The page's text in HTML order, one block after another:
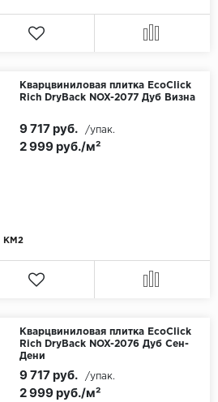
Floor Click
Jinan PDM
KDF
Krono Xonic
Кварцвиниловая плитка EcoClick
Rich DryBack NOX-2077 Дуб Визна
КМ2
2 999 руб./м²
9 717 руб. /упак.
Кварцвиниловая плитка EcoClick
Rich DryBack NOX-2076 Дуб Сен-
Дени
2 999 руб./м²
9 717 руб. /упак.